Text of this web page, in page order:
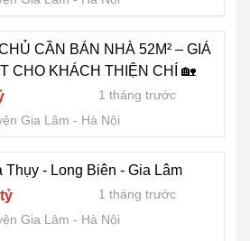
CẦN BÁN NHÀ 52M² – GIÁ
CHO KHÁCH THIỆN CHÍ 🏡
1 tháng trước
Gia Lâm
Hà Nội
Thụy - Long Biên - Gia Lâm
1 tháng trước
Gia Lâm
Hà Nội